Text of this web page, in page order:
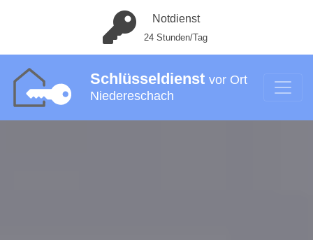
Notdienst
24 Stunden/Tag
Schlüsseldienst vor Ort
Niedereschach